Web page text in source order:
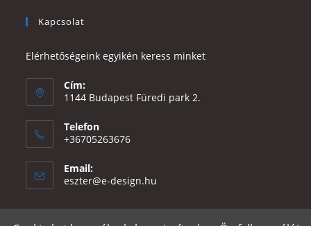
Kapcsolat
Elérhetőségeink egyikén keress minket
Cím:
1144 Budapest Füredi park 2.
Telefon
+36705263676
Email:
eszter@e-design.hu